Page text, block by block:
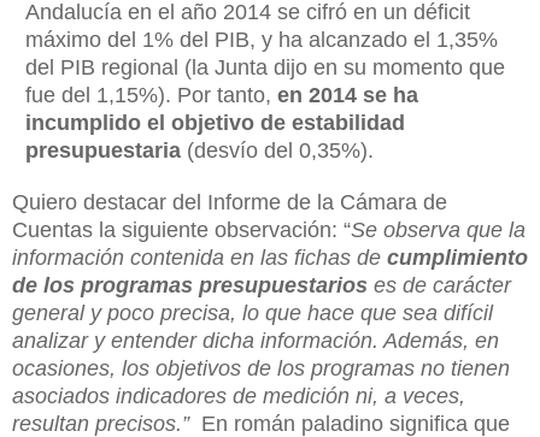
Andalucía en el año 2014 se cifró en un déficit
máximo del 1% del PIB, y ha alcanzado el 1,35%
del PIB regional (la Junta dijo en su momento que
fue del 1,15%). Por tanto,en 2014 se ha
incumplido el objetivo de estabilidad
presupuestaria (desvío del 0,35%).
Quiero destacar del Informe de la Cámara de
Cuentas la siguiente observación: “Se observa que la
información contenida en las fichas de cumplimiento
de los programas presupuestarios es de carácter
general y poco precisa, lo que hace que sea difícil
analizar y entender dicha información. Además, en
ocasiones, los objetivos de los programas no tienen
asociados indicadores de medición ni, a veces,
resultan precisos.” En román paladino significa que